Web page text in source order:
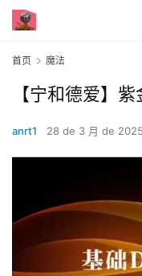
首页 魔法
【宁和德爱】
anrt1 28 de 3 月 de